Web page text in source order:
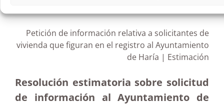
Petición de información relativa a solicitantes de
vivienda que figuran en el registro al Ayuntamiento
de Haría | Estimación
Resolución estimatoria sobre solicitud
de información al Ayuntamiento de